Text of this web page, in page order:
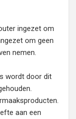
ingezet om
om geen
nemen.
wordt door dit
aan een